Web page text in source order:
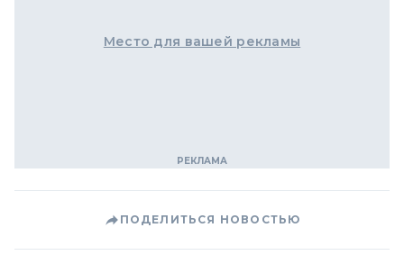
Место для вашей рекламы
ПОДЕЛИТЬСЯ НОВОСТЬЮ